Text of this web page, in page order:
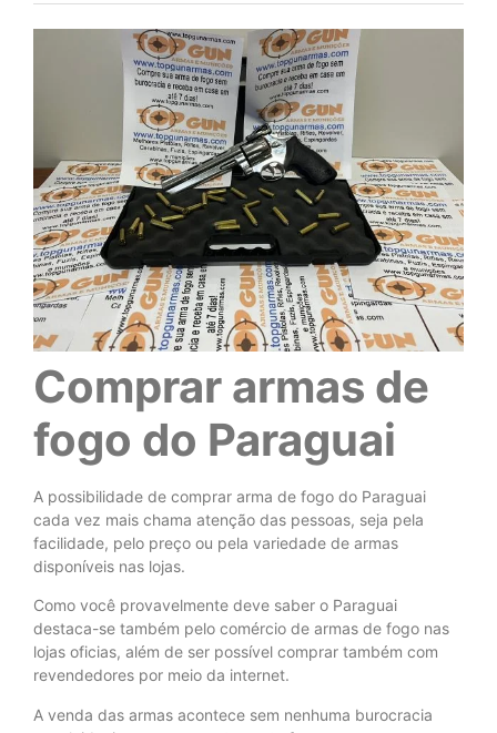
Comprar armas de
fogo do Paraguai
A possibilidade de comprar arma de fogo do Paraguai
cada vez mais chama atenção das pessoas, seja pela
facilidade, pelo preço ou pela variedade de armas
disponíveis nas lojas.
Como você provavelmente deve saber o Paraguai
destaca-se também pelo comércio de armas de fogo nas
lojas oficias, além de ser possível comprar também com
revendedores por meio da internet.
A venda das armas acontece sem nenhuma burocracia